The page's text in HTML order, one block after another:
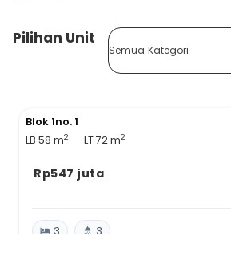
Pilihan Unit
Semua Kategori
Blok 1no. 1
LB 58 m2 LT 72m2
Rp547 juta
3 3